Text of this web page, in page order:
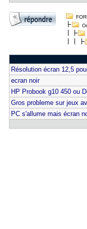
Résolution écran 12,5
ecran noir
HP Probook g10 450 ou
Gros probleme sur jeux
PC s'allume mais écran